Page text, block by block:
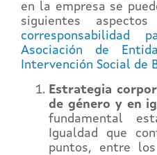
en la empresa se
siguientes
corresponsabilidad
Asociación de
Intervención Social de
Estrategia
de género y en
fundamental
Igualdad que
puntos, entre